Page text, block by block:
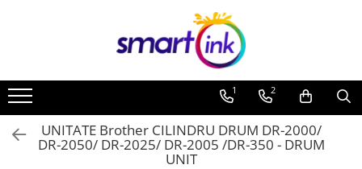
Consumabile
Cartuse si tonere
Pentru firme
1 2
UNITATE Brother CILINDRU DRUM DR-2000/
DR-2050/ DR-2025/ DR-2005 /DR-350 - DRUM
UNIT